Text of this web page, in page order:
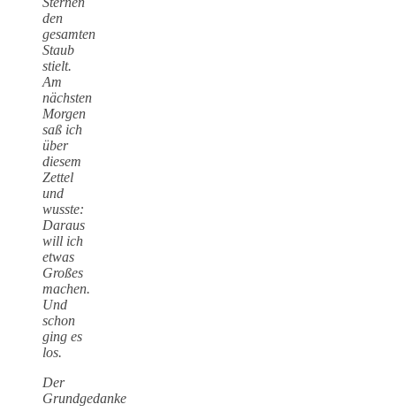
den
gesamten
Staub
stielt.
Am
nächsten
Morgen
saß ich
über
diesem
Zettel
und
wusste:
Daraus
will ich
etwas
Großes
machen.
Und
schon
ging es
los.
Der
Grundgedanke